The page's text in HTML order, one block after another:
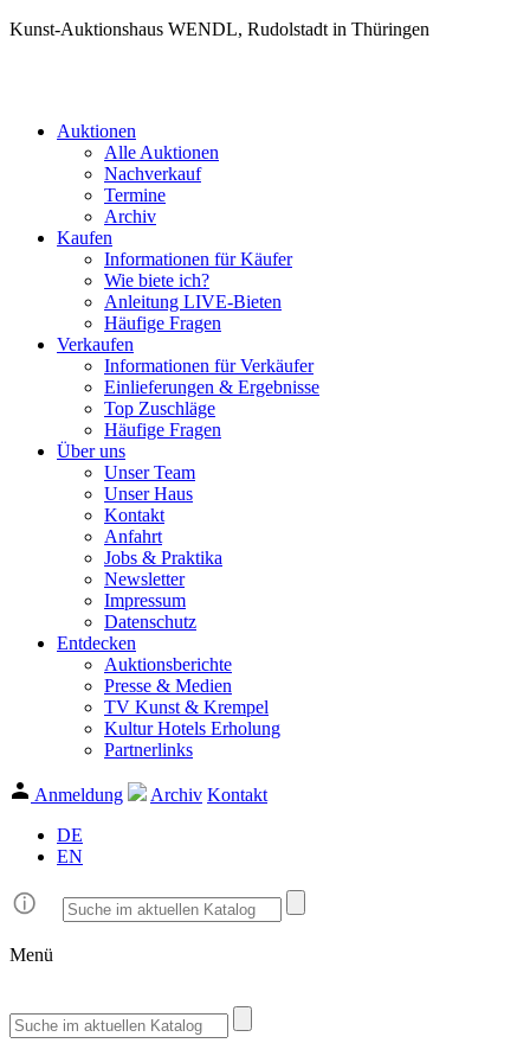
Kunst-Auktionshaus WENDL, Rudolstadt in Thüringen
Auktionen
Alle Auktionen
Nachverkauf
Termine
Archiv
Kaufen
Informationen für Käufer
Wie biete ich?
Anleitung LIVE-Bieten
Häufige Fragen
Verkaufen
Informationen für Verkäufer
Einlieferungen & Ergebnisse
Top Zuschläge
Häufige Fragen
Über uns
Unser Team
Unser Haus
Kontakt
Anfahrt
Jobs & Praktika
Newsletter
Impressum
Datenschutz
Entdecken
Auktionsberichte
Presse & Medien
TV Kunst & Krempel
Kultur Hotels Erholung
Partnerlinks
Anmeldung Archiv Kontakt
DE
EN
Menü